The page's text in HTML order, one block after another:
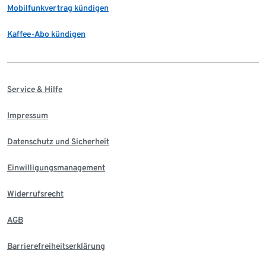
Mobilfunkvertrag kündigen
Kaffee-Abo kündigen
Service & Hilfe
Impressum
Datenschutz und Sicherheit
Einwilligungsmanagement
Widerrufsrecht
AGB
Barrierefreiheitserklärung